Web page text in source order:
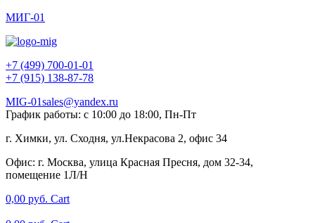
МИГ-01
+7 (499) 700-01-01
+7 (915) 138-87-78
MIG-01sales@yandex.ru
График работы: с 10:00 до 18:00, Пн-Пт
г. Химки, ул. Сходня, ул.Некрасова 2, офис 34
Офис: г. Москва, улица Красная Пресня, дом 32-34,
помещение 1Л/Н
0,00 руб. Cart